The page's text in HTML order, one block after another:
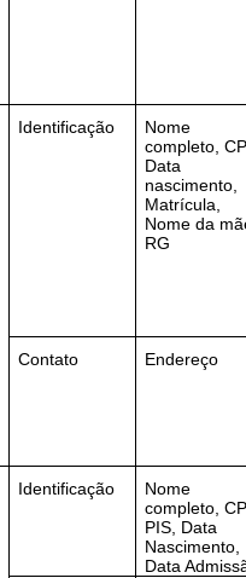
Identificação
Nome
completo,
Data
nascimento,
Matrícula,
Nome da
RG
Contato Endereço
Identificação
Nome
completo,
PIS, Data
Nascimento,
Data